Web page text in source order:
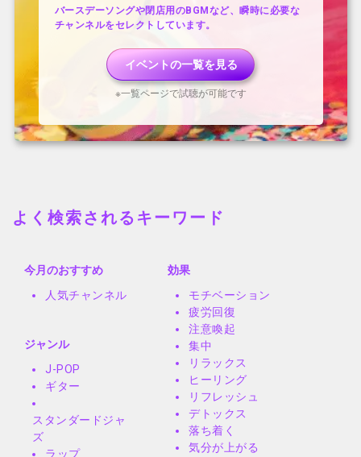
バースデーソングや閉店用のBGMなど、瞬時に必要な
チャンネルをセレクトしています。
イベントの一覧を見る
※一覧ページで試聴が可能です
よく検索されるキーワード
今月のおすすめ
人気チャンネル
ジャンル
J-POP
ギター
スタンダードジャ
ズ
ラップ
効果
モチベーション
疲労回復
注意喚起
集中
リラックス
ヒーリング
リフレッシュ
デトックス
落ち着く
気分が上がる